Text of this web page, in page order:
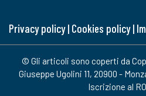
Privacy policy| Cookies policy|
© Gli articoli sono coperti da
Giuseppe Ugolini 11, 20900 -
Iscrizione al